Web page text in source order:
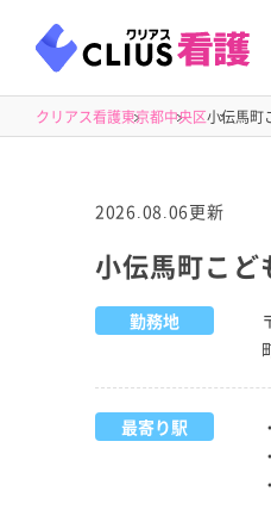
クリアス看護東京都中央区小伝馬町
2026.08.06更新
小伝馬町こど
勤務地
最寄り駅